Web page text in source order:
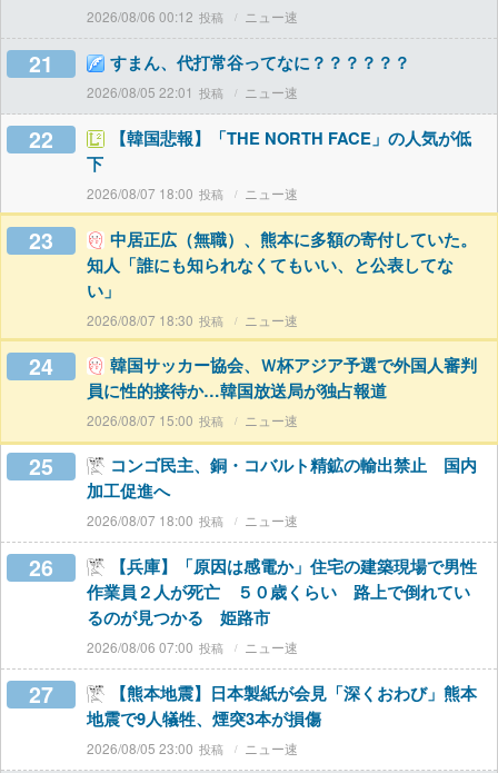
2026/08/06 00:12 ニュー速
21 すまん、代打常谷ってなに？？？？？？
2026/08/05 22:01 ニュー速
22
【韓国悲報】「THE NORTH FACE」の人気が低
下
2026/08/07 18:00 ニュー速
23
中居正広（無職）、熊本に多額の寄付していた。
知人「誰にも知られなくてもいい、と公表してな
い」
2026/08/07 18:30 ニュー速
24
韓国サッカー協会、Ｗ杯アジア予選で外国人審判
員に性的接待か…韓国放送局が独占報道
2026/08/07 15:00 ニュー速
25
コンゴ民主、銅・コバルト精鉱の輸出禁止 国内
加工促進へ
2026/08/07 18:00 ニュー速
26
【兵庫】「原因は感電か」住宅の建築現場で男性
作業員２人が死亡 ５０歳くらい 路上で倒れてい
るのが見つかる 姫路市
2026/08/06 07:00 ニュー速
27
【熊本地震】日本製紙が会見「深くおわび」熊本
地震で9人犠牲、煙突3本が損傷
2026/08/05 23:00 ニュー速